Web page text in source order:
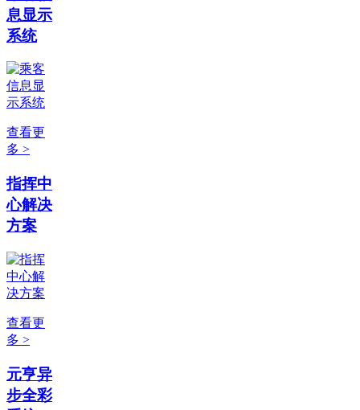
息显示
系统
查看更
多 >
指挥中
心解决
方案
查看更
多 >
元亨异
步全彩